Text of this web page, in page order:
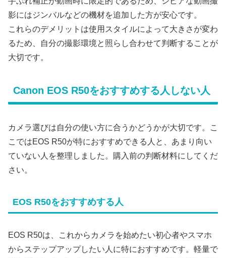
影にはジンバルなどの機材を追加した方が安心です。
これらのデメリットは使用スタイルによって大きさが変わ
るため、自分の撮影環境と照らし合わせて判断することが
大切です。
Canon EOS R50をおすすめする人しない人
カメラ選びは自分の使い方に合うかどうかが大切です。こ
こではEOS R50が特におすすめできる人と、あまり向い
ていない人を整理しました。購入前の判断材料にしてくだ
さい。
EOS R50をおすすめする人
EOS R50は、これからカメラを始めたい初心者やスマホ
からステップアップしたい人に特におすすめです。軽量で